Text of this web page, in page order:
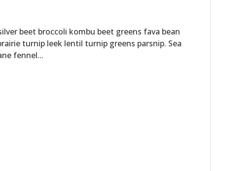
beet broccoli kombu beet greens fava bean
turnip leek lentil turnip greens parsnip. Sea
fennel...